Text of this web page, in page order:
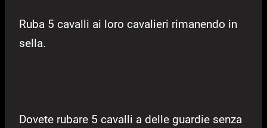
Ruba 5 cavalli ai loro cavalieri rimanendo in
sella.
Dovete rubare 5 cavalli a delle guardie senza